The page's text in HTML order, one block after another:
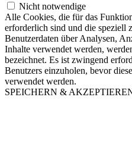
Nicht notwendige
Alle Cookies, die für das
erforderlich sind und die speziell
Benutzerdaten über Analysen,
Inhalte verwendet werden,
bezeichnet. Es ist zwingend
Benutzers einzuholen, bevor
verwendet werden.
SPEICHERN &